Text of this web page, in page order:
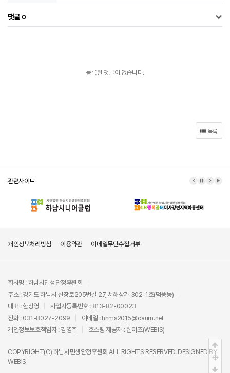
댓글 0
등록된 댓글이 없습니다.
목록
관련사이트 이전 배너
배너 정지
다음 배
배
개인정보처리방침 이용약관 이메일무단수집거부
회사명 : 하남시민생안정후원회
주소 : 경기도 하남시 신장로205번길 27, 서해상가 302-1호(덕풍동)
대표 : 한상영
사업자등록번호 : 813-82-00023
전화 : 031-8027-2099
이메일 : hnms2015@daum.net
개인정보보호책임자 : 김영주
호스팅 제공자 :웹이즈(WEBIS)
COPYRIGHT(C) 하남시민생안정후원회 ALL RIGHTS RESERVED. DESIGNED BY
WEBIS
중